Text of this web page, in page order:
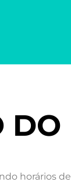
DO
horários de